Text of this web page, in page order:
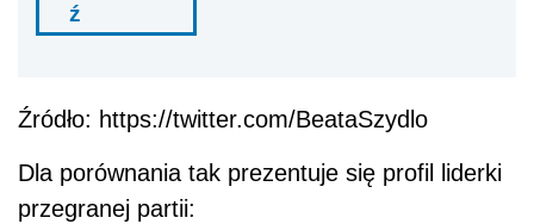
ź
Źródło: https://twitter.com/BeataSzydlo
Dla porównania tak prezentuje się profil liderki
przegranej partii: